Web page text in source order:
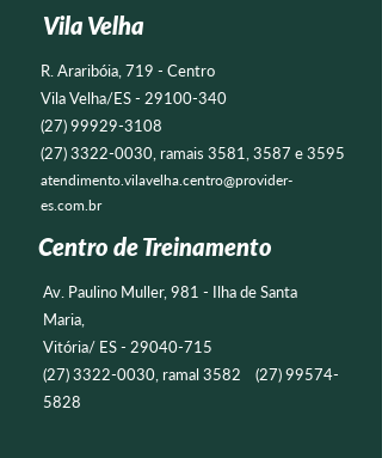
Vila Velha
R. Araribóia, 719 - Centro
Vila Velha/ES - 29100-340
(27) 99929-3108
(27) 3322-0030 , ramais 3581, 3587 e 3595
atendimento.vilavelha.centro@provider-
es.com.br
Centro de Treinamento
Av. Paulino Muller, 981 - Ilha de Santa
Maria,
Vitória/ ES - 29040-715
(27) 3322-0030 , ramal 3582 (27) 99574-
5828